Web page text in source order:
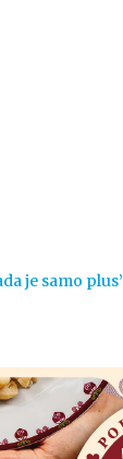
je samo plus’